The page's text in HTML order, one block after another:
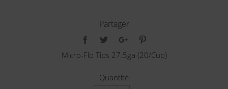
Partager
Micro-Flo Tips 27.5ga (20/Cup)
Quantité